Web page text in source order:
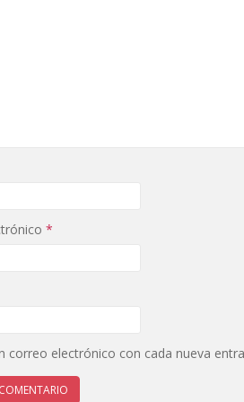
*
correo electrónico con cada nueva